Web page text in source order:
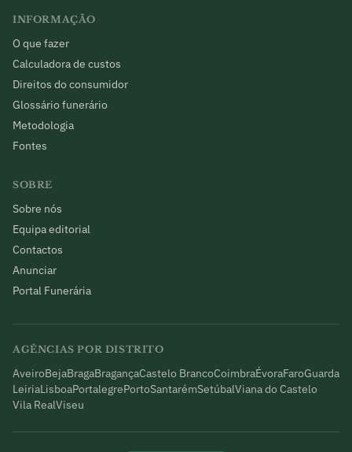
INFORMAÇÃO
O que fazer
Calculadora de custos
Direitos do consumidor
Glossário funerário
Metodologia
Fontes
SOBRE
Sobre nós
Equipa editorial
Contactos
Anunciar
Portal Funerária
AGÊNCIAS POR DISTRITO
AveiroBejaBragaBragançaCastelo BrancoCoimbraÉvoraFaroGuarda
LeiriaLisboaPortalegrePortoSantarémSetúbalViana do Castelo
Vila RealViseu